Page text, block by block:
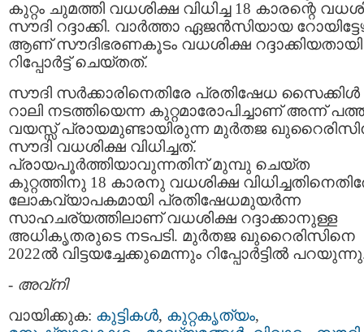
കുറ്റം ചുമത്തി വധശിക്ഷ വിധിച്ച 18 കാരന്റെ
സൗദി റദ്ദാക്കി. വാര്‍ത്താ ഏജന്‍സിയായ
ആണ് സൗദിഭരണകൂടം വധശിക്ഷ റദ്ദാക്കിയതായി
റിപ്പോര്‍ട്ട് ചെയ്തത്.
സൗദി സര്‍ക്കാരിനെതിരേ പ്രതിഷേധ സൈക്കിള്‍
റാലി നടത്തിയെന്ന കുറ്റമാരോപിച്ചാണ് അന്ന്
വയസ്സ് പ്രായമുണ്ടായിരുന്ന മുര്‍തജ
സൗദി വധശിക്ഷ വിധിച്ചത്.
പ്രായപൂര്‍ത്തിയാവുന്നതിന് മുമ്പു ചെയ്ത
കുറ്റത്തിനു 18 കാരനു വധശിക്ഷ
ലോകവ്യാപകമായി പ്രതിഷേധമുയര്‍ന്ന
സാഹചര്യത്തിലാണ് വധശിക്ഷ റദ്ദാക്കാനുള്ള
അധികൃതരുടെ നടപടി. മുര്‍തജ ഖുറൈരിസിനെ
2022ല്‍ വിട്ടയച്ചേക്കുമെന്നും റിപ്പോര്‍ട്ടില്‍
- അവ്നി
വായിക്കുക: കുട്ടികള്‍, കുറ്റകൃത്യം,